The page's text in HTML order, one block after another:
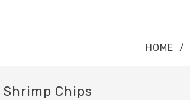
HOME /
Shrimp Chips